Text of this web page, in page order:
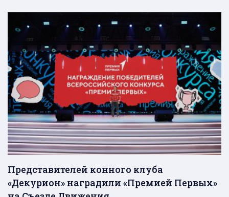
Представителей конного клуба
«Декурион» наградили «Премией Первых»